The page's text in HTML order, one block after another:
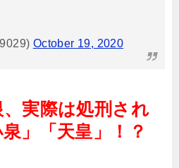
October 19, 2020
実際は処刑され
」「天皇」！？